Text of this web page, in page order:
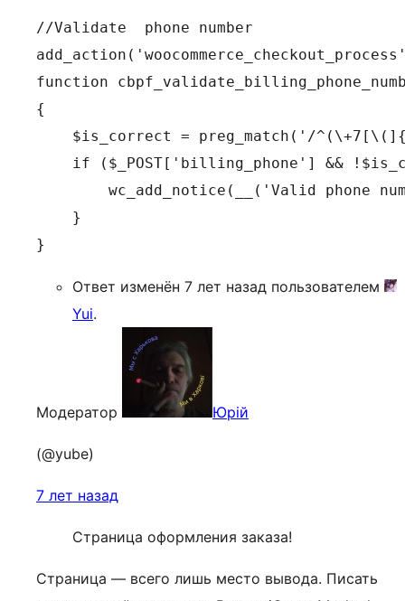
//Validate  phone number
function
{
$is_correct = preg_match('/
if ($_POST['billing_phone'] &&
wc_add_notice(__('Valid phone
    }
Ответ изменён 7 лет назад пользователем
Yui.
Модератор Юрій
(@yube)
7 лет назад
Страница оформления заказа!
Страница — всего лишь место вывода. Писать